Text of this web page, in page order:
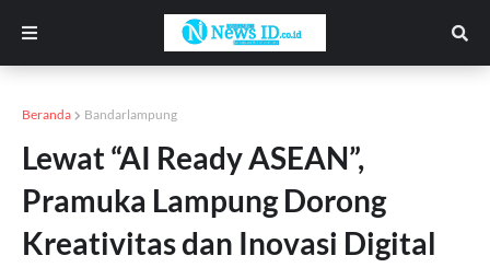
Beranda Bandarlampung
Lewat “AI Ready ASEAN”,
Pramuka Lampung Dorong
Kreativitas dan Inovasi Digital